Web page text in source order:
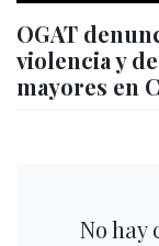
OGAT
violencia y
mayores en
No hay